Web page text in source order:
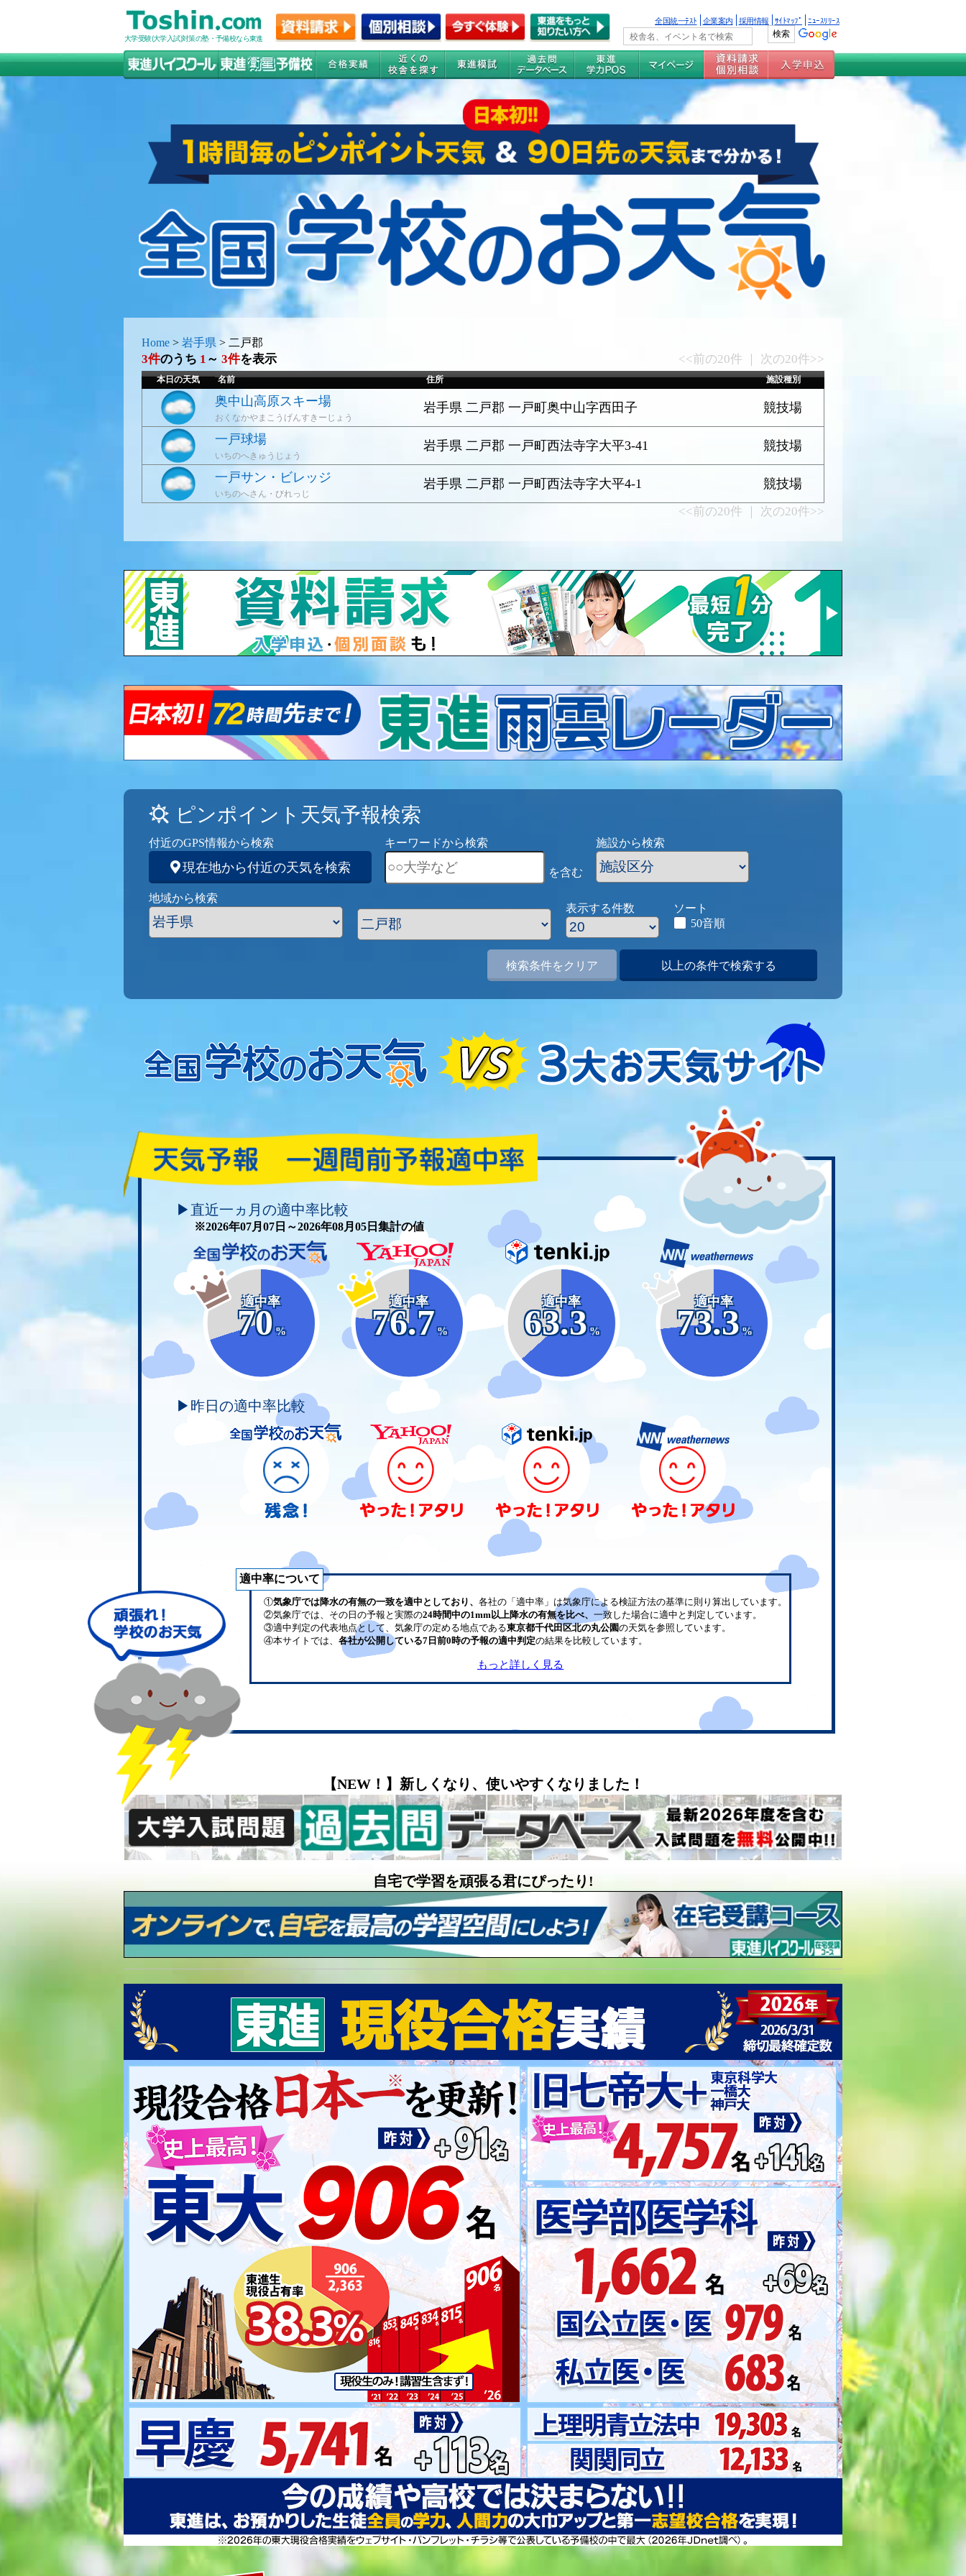
大学受験(大学入試)対策の塾・予備校なら東進
全国統一ﾃｽﾄ 企業案内 採用情報 ｻｲﾄﾏｯﾌﾟ ﾆｭｰｽﾘﾘｰｽ
Home > 岩手県 > 二戸郡
3件のうち 1 ～ 3件を表示 <<前の20件 ｜ 次の20件>>
本日の天気 名前 住所 施設種別
奥中山高原スキー場
おくなかやまこうげんすきーじょう
岩手県 二戸郡 一戸町奥中山字西田子 競技場
一戸球場
いちのへきゅうじょう
岩手県 二戸郡 一戸町西法寺字大平3-41 競技場
一戸サン・ビレッジ
いちのへさん・びれっじ
岩手県 二戸郡 一戸町西法寺字大平4-1 競技場
<<前の20件 ｜ 次の20件>>
ピンポイント天気予報検索
付近のGPS情報から検索
現在地から付近の天気を検索
キーワードから検索
を含む
施設から検索
地域から検索
表示する件数
ソート
50音順
検索条件をクリア 以上の条件で検索する
頑張れ！学校のお天気
▶直近一ヵ月の適中率比較
※2026年07月07日～2026年08月05日集計の値
適中率
70
%
適中率
76.7
%
適中率
63.3
%
適中率
73.3
%
▶昨日の適中率比較
適中率について
①気象庁では降水の有無の一致を適中としており、 各社の「適中率」は気象庁による検証方法の基準に則り算出しています。
②気象庁では、その日の予報と実際の24時間中の1mm以上降水の有無を比べ、 一致した場合に適中と判定しています。
③適中判定の代表地点として、気象庁の定める地点である東京都千代田区北の丸公園の天気を参照しています。
④本サイトでは、 各社が公開している7日前0時の予報の適中判定の結果を比較しています。
もっと詳しく見る
【NEW！】新しくなり、使いやすくなりました！
自宅で学習を頑張る君にぴったり!